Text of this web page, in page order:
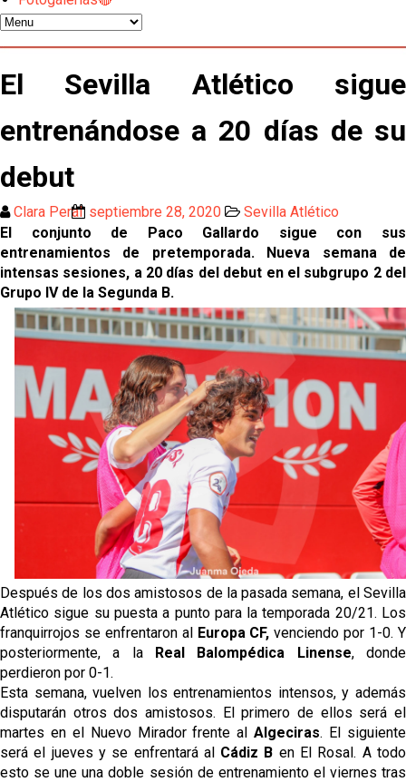
Sow muy cerca de cerrar su traspaso al Genoa
Oso es el siguiente en la lista para salir
El Sevilla FC oficializa la cesión de Rafa Mir al Aris
Juanlu se marcha traspasado al Bournemouth
Emery quiere pescar en el Atleti , el Villareal ya
tiene nuevo portero y el Getafe mueve ficha... Las
últimas novedades del mercado de La Liga
Vargas y Sow se incorporan al grupo en la sesión
del martes
Odysseas Vlachodimos: “El objetivo es mejorar la
temporada pasada”
El Sevilla FC empieza a inscribir a los nuevos
fichajes
Opinión | "Carta abierta a Alberto Flores" por Rafa
El Sevilla oficializa el traspaso de Sow
Miguel Sierra: La temporada pasada se vio
reflejado que podemos tirar para delante y
trabajamos con ilusión
El Sevilla Atlético sigue
entrenándose a 20 días de su
debut
Clara Peral septiembre 28, 2020
Sevilla Atlético
El conjunto de Paco Gallardo sigue con sus
entrenamientos de pretemporada. Nueva semana de
intensas sesiones, a 20 días del debut en el subgrupo 2 del
Grupo IV de la Segunda B.
Después de los dos amistosos de la pasada semana, el Sevilla
Atlético sigue su puesta a punto para la temporada 20/21. Los
franquirrojos se enfrentaron al Europa CF, venciendo por 1-0. Y
posteriormente, a la Real Balompédica Linense, donde
perdieron por 0-1.
Esta semana, vuelven los entrenamientos intensos, y además
disputarán otros dos amistosos. El primero de ellos será el
martes en el Nuevo Mirador frente alAlgeciras. El siguiente
será el jueves y se enfrentará al Cádiz B en El Rosal. A todo
esto se une una doble sesión de entrenamiento el viernes tras